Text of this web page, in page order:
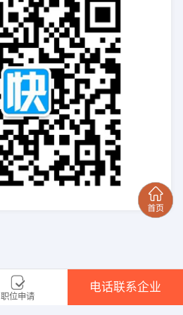
职位申请
电话联系企业